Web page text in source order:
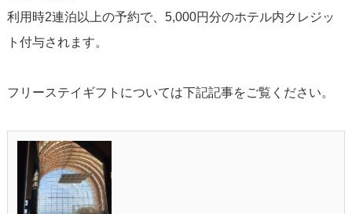
利用時2連泊以上の予約で、5,000円分のホテル内クレジッ
ト付与されます。
フリーステイギフトについては下記記事をご覧ください。